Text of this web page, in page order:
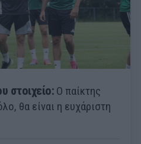
στοιχείο: Ο παίκτης
θα είναι η ευχάριστη